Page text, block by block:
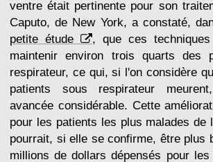
ventre était pertinente pour son
Caputo, de New York, a constaté,
petite étude
, que ces
maintenir environ trois quarts des
respirateur, ce qui, si l'on considère
patients sous respirateur
avancée considérable. Cette
pour les patients les plus malades de
pourrait, si elle se confirme, être plus
millions de dollars dépensés pour